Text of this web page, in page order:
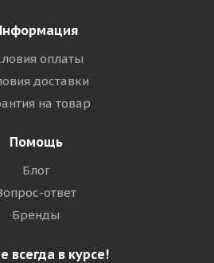
оплаты
доставки
на товар
Помощь
Блог
ответ
Бренды
всегда в курсе!